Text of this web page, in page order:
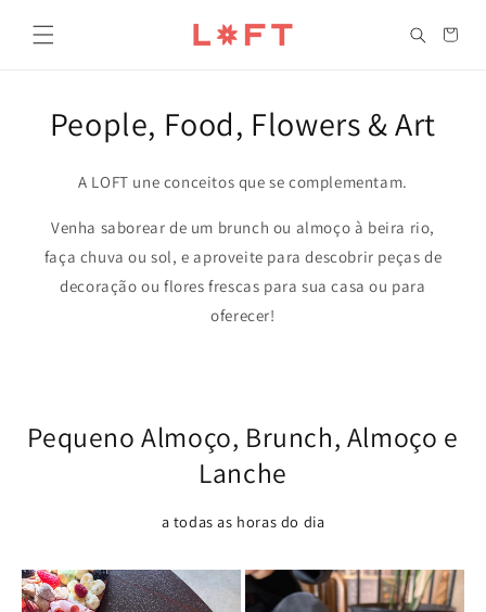
para o
conteúdo
Carrinho
People, Food, Flowers & Art
A LOFT une conceitos que se complementam.
Venha saborear de um brunch ou almoço à beira rio,
faça chuva ou sol, e aproveite para descobrir peças de
decoração ou flores frescas para sua casa ou para
oferecer!
Pequeno Almoço, Brunch, Almoço e
Lanche
a todas as horas do dia